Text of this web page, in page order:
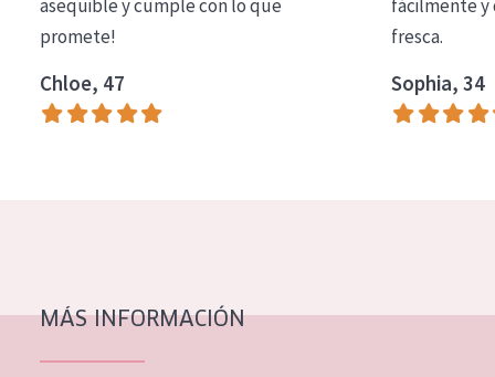
COLECCIÓN
Essentials
Lift+
Piel normal y seca
Piel mixata o grasa
asequible y cumple con lo que
promete!
Chloe, 47
fácilmente y
fresca.
Sophia, 34
MÁS INFORMACIÓN